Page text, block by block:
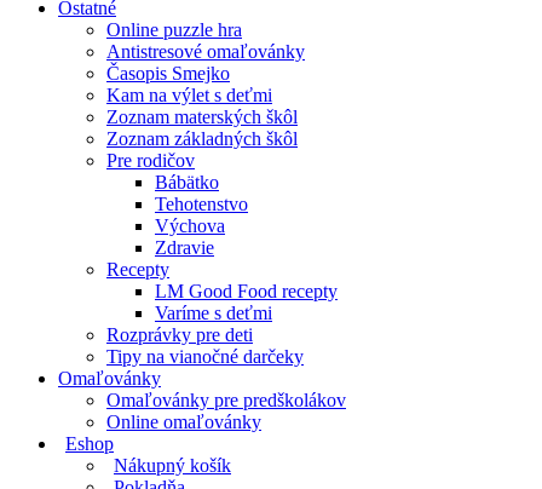
Ostatné
Online puzzle hra
Antistresové omaľovánky
Časopis Smejko
Kam na výlet s deťmi
Zoznam materských škôl
Zoznam základných škôl
Pre rodičov
Bábätko
Tehotenstvo
Výchova
Zdravie
Recepty
LM Good Food recepty
Varíme s deťmi
Rozprávky pre deti
Tipy na vianočné darčeky
Omaľovánky
Omaľovánky pre predškolákov
Online omaľovánky
Eshop
Nákupný košík